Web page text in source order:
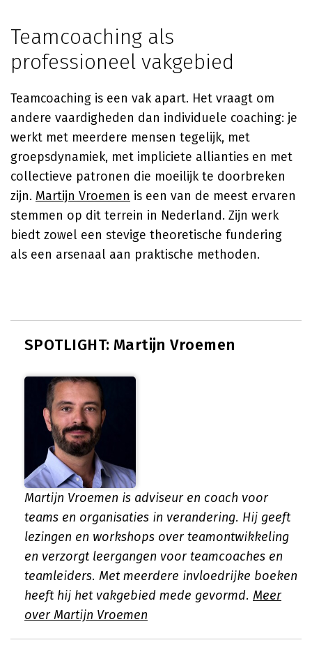
Teamcoaching als
professioneel vakgebied
Teamcoaching is een vak apart. Het vraagt om
andere vaardigheden dan individuele coaching: je
werkt met meerdere mensen tegelijk, met
groepsdynamiek, met impliciete allianties en met
collectieve patronen die moeilijk te doorbreken
zijn. Martijn Vroemen is een van de meest ervaren
stemmen op dit terrein in Nederland. Zijn werk
biedt zowel een stevige theoretische fundering
als een arsenaal aan praktische methoden.
SPOTLIGHT: Martijn Vroemen
Martijn Vroemen is adviseur en coach voor
teams en organisaties in verandering. Hij geeft
lezingen en workshops over teamontwikkeling
en verzorgt leergangen voor teamcoaches en
teamleiders. Met meerdere invloedrijke boeken
heeft hij het vakgebied mede gevormd. Meer
over Martijn Vroemen